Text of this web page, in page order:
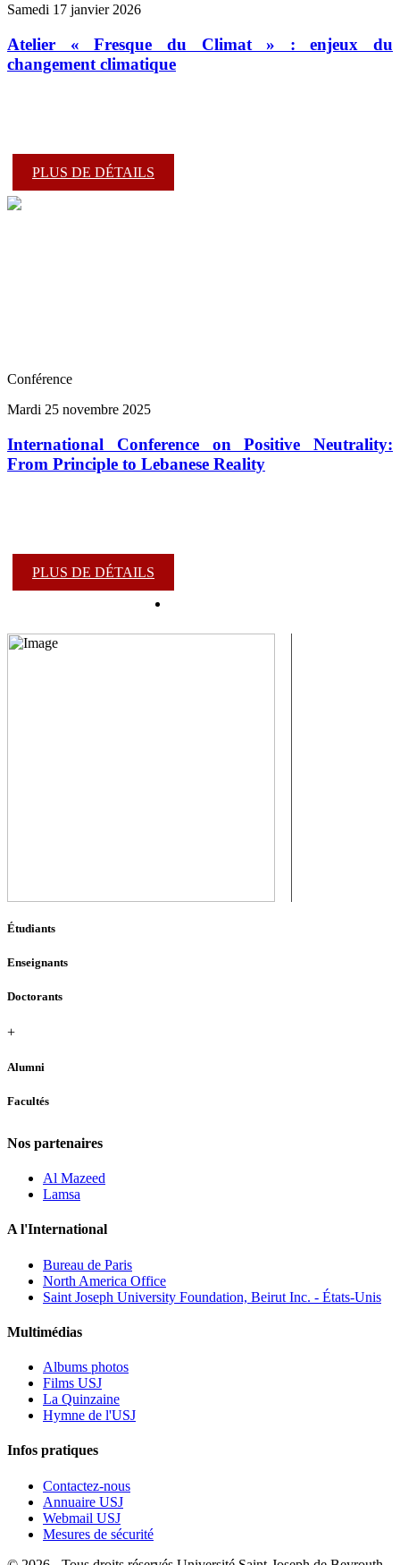
Samedi 17 janvier 2026
Atelier « Fresque du Climat » : enjeux du
changement climatique
PLUS DE DÉTAILS
Conférence
Mardi 25 novembre 2025
International Conference on Positive Neutrality:
From Principle to Lebanese Reality
PLUS DE DÉTAILS
Étudiants
Enseignants
Doctorants
+
Alumni
Facultés
Nos partenaires
Al Mazeed
Lamsa
A l'International
Bureau de Paris
North America Office
Saint Joseph University Foundation, Beirut Inc. - États-Unis
Multimédias
Albums photos
Films USJ
La Quinzaine
Hymne de l'USJ
Infos pratiques
Contactez-nous
Annuaire USJ
Webmail USJ
Mesures de sécurité